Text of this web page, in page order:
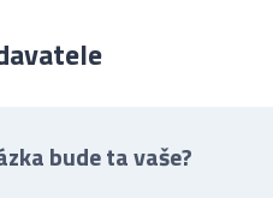
bude ta vaše?